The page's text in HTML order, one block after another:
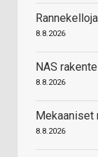
Rannekelloja
8.8.2026
NAS
8.8.2026
8.8.2026